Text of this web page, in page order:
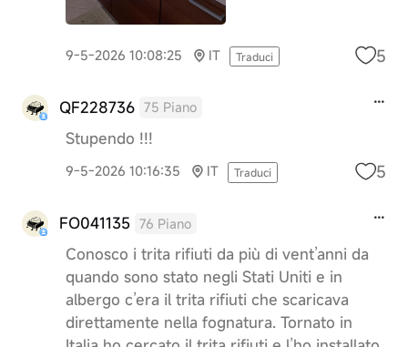
9-5-2026 10:08:25 IT Traduci 5
QF228736 75 Piano
Stupendo !!!
9-5-2026 10:16:35 IT Traduci 5
FO041135 76 Piano
Conosco i trita rifiuti da più di vent’anni da
quando sono stato negli Stati Uniti e in
albergo c’era il trita rifiuti che scaricava
direttamente nella fognatura. Tornato in